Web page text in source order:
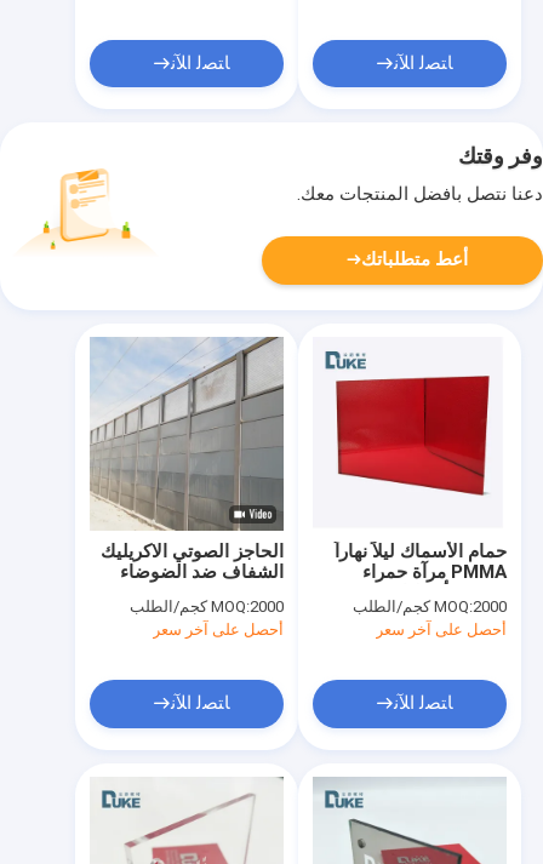
ﺎﺘﺼﻟ ﺍﻶﻧ ﺎﺘﺼﻟ ﺍﻶﻧ
وفر وقتك
دعنا نتصل بأفضل المنتجات معك.
أعط متطلباتك
الحاجز الصوتي الاكريليك
الشفاف ضد الضوضاء
MOQ:2000 كجم/الطلب
أحصل على آخر سعر
ﺎﺘﺼﻟ ﺍﻶﻧ
حمام الأسماك ليلاً نهاراً
PMMA مرآة حمراء
MOQ:2000 كجم/الطلب
أحصل على آخر سعر
ﺎﺘﺼﻟ ﺍﻶﻧ